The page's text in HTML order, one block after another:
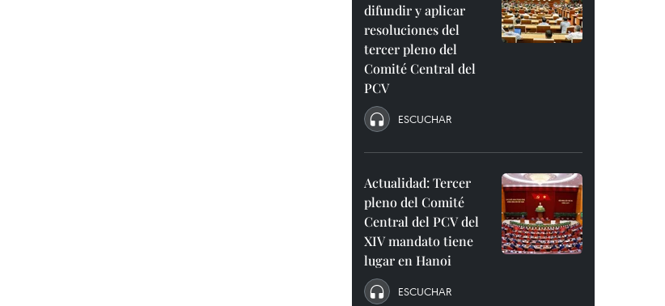
difundir y aplicar
resoluciones del
tercer pleno del
Comité Central del
PCV
ESCUCHAR
Actualidad: Tercer
pleno del Comité
Central del PCV del
XIV mandato tiene
lugar en Hanoi
ESCUCHAR